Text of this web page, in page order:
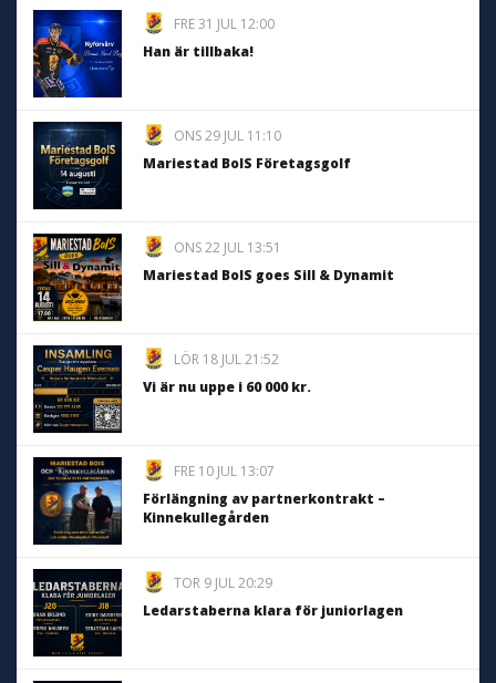
FRE 31 JUL 12:00
Han är tillbaka!
ONS 29 JUL 11:10
Mariestad BoIS Företagsgolf
ONS 22 JUL 13:51
Mariestad BoIS goes Sill & Dynamit
LÖR 18 JUL 21:52
Vi är nu uppe i 60 000 kr.
FRE 10 JUL 13:07
Förlängning av partnerkontrakt –
Kinnekullegården
TOR 9 JUL 20:29
Ledarstaberna klara för juniorlagen